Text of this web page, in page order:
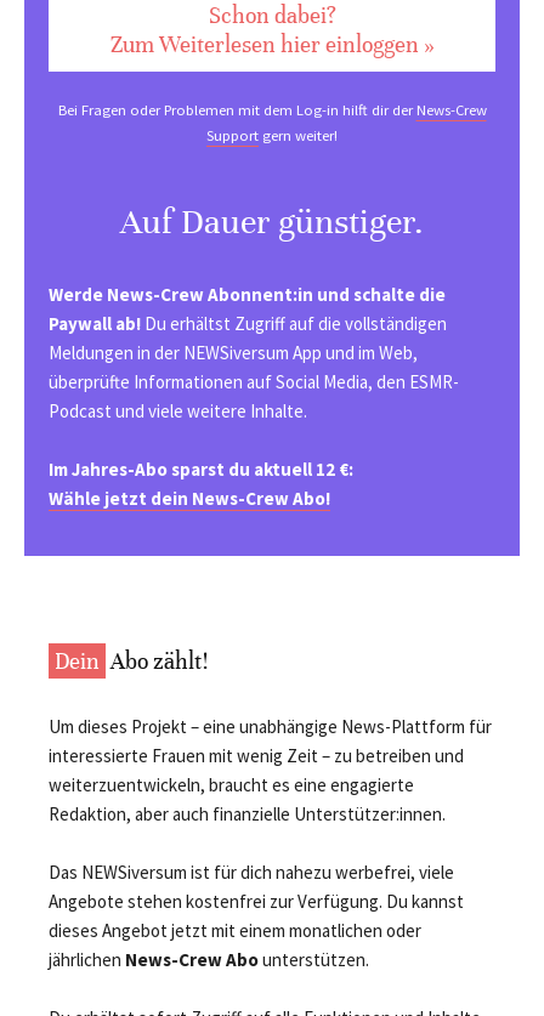
Schon dabei?
Zum Weiterlesen hier einloggen »
Bei Fragen oder Problemen mit dem Log-in hilft dir derNews-Crew
Support gern weiter!
Auf Dauer günstiger.
Werde News-Crew Abonnent:in und schalte die
Paywall ab! Du erhältst Zugriff auf die vollständigen
Meldungen in der NEWSiversum App und im Web,
überprüfte Informationen auf Social Media, den ESMR-
Podcast und viele weitere Inhalte.
Im Jahres-Abo sparst du aktuell 12 €:
Wähle jetzt dein News-Crew Abo!
Dein Abo zählt!
Um dieses Projekt – eine unabhängige News-Plattform für
interessierte Frauen mit wenig Zeit – zu betreiben und
weiterzuentwickeln, braucht es eine engagierte
Redaktion, aber auch finanzielle Unterstützer:innen.
Das NEWSiversum ist für dich nahezu werbefrei, viele
Angebote stehen kostenfrei zur Verfügung. Du kannst
dieses Angebot jetzt mit einem monatlichen oder
jährlichen News-Crew Abounterstützen.